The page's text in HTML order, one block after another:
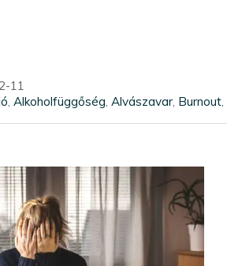
11
,Alkoholfüggőség,Alvászavar, Burnout,